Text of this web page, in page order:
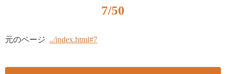
7/50
元のページ ../index.html#7